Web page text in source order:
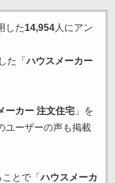
した14,954人にアン
た「 ハウスメーカー
ーカー 注文住宅」を
ユーザーの声も掲載
とで「 ハウスメーカ